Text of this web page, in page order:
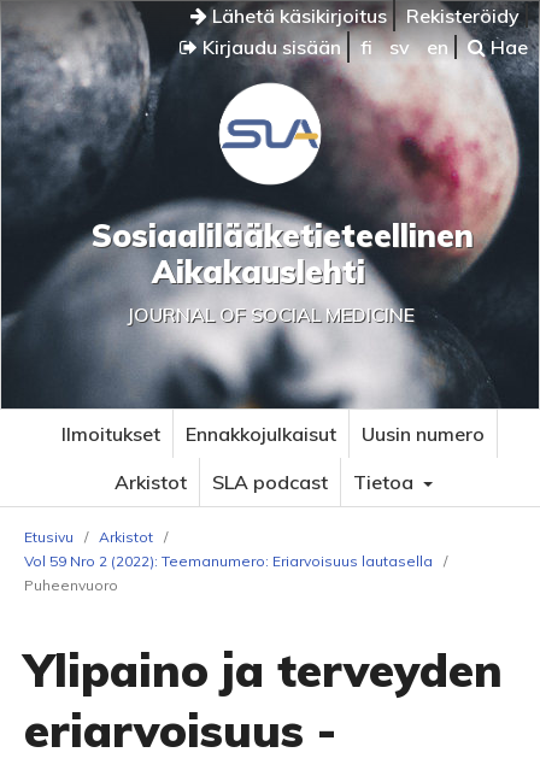
Lähetä käsikirjoitus
Rekisteröidy
Kirjaudu sisään
fi sv en Hae
Sosiaalilääketieteellinen
Aikakauslehti
JOURNAL OF SOCIAL MEDICINE
Ilmoitukset Ennakkojulkaisut
Uusin numero
Arkistot
SLA podcast Tietoa
Etusivu / Arkistot /
Vol 59 Nro 2 (2022): Teemanumero: Eriarvoisuus lautasella
/
Puheenvuoro
Ylipaino ja terveyden
eriarvoisuus -